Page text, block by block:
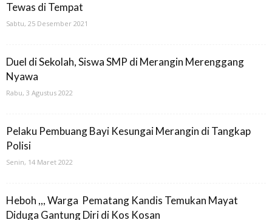
Tewas di Tempat
Sabtu, 25 Desember 2021
Duel di Sekolah, Siswa SMP di Merangin Merenggang
Nyawa
Rabu, 3 Agustus 2022
Pelaku Pembuang Bayi Kesungai Merangin di Tangkap
Polisi
Senin, 14 Maret 2022
Heboh ,,, Warga Pematang Kandis Temukan Mayat
Diduga Gantung Diri di Kos Kosan